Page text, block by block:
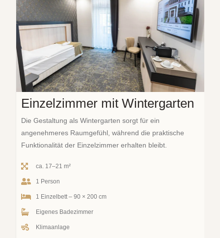
Einzelzimmer mit Wintergarten
Die Gestaltung als Wintergarten sorgt für ein
angenehmeres Raumgefühl, während die praktische
Funktionalität der Einzelzimmer erhalten bleibt.
ca. 17–21 m²
1 Person
1 Einzelbett – 90 × 200 cm
Eigenes Badezimmer
Klimaanlage